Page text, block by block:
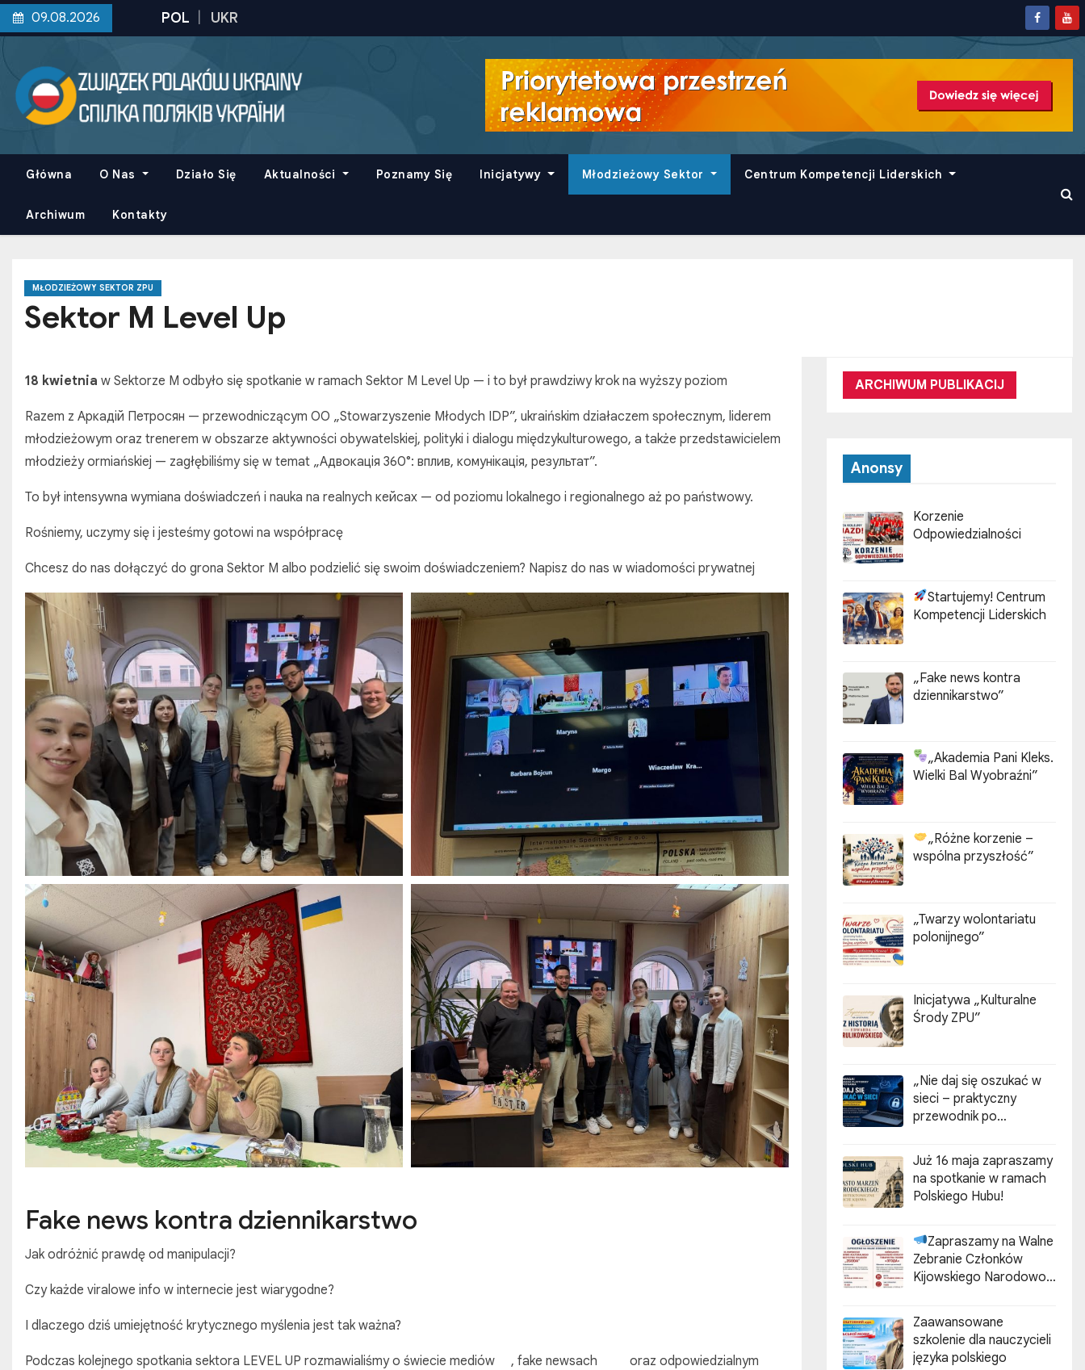
k
e
09.08.2026
Główna O Nas Działo Się Aktualności Poznamy Się Inicjatywy Młodzieżowy Sektor Centrum Kompetencji Liderskich
Archiwum Kontakty
MŁODZIEŻOWY SEKTOR ZPU
Sektor M Level Up
18 kwietnia w Sektorze M odbyło się spotkanie w ramach Sektor M Level Up — i to był prawdziwy krok na wyższy poziom
Razem z Аркадій Петросян — przewodniczącym OO „Stowarzyszenie Młodych IDP”, ukraińskim działaczem społecznym, liderem
młodzieżowym oraz trenerem w obszarze aktywności obywatelskiej, polityki i dialogu międzykulturowego, a także przedstawicielem
młodzieży ormiańskiej — zagłębiliśmy się w temat „Адвокація 360°: вплив, комунікація, результат”.
To był intensywna wymiana doświadczeń i nauka na realnych кейсах — od poziomu lokalnego i regionalnego aż po państwowy.
Rośniemy, uczymy się i jesteśmy gotowi na współpracę
Chcesz do nas dołączyć do grona Sektor M albo podzielić się swoim doświadczeniem? Napisz do nas w wiadomości prywatnej
Fake news kontra dziennikarstwo
Jak odróżnić prawdę od manipulacji?
Czy każde viralowe info w internecie jest wiarygodne?
I dlaczego dziś umiejętność krytycznego myślenia jest tak ważna?
Podczas kolejnego spotkania sektora LEVEL UP rozmawialiśmy o świecie mediów , fake newsach
oraz odpowiedzialnym
ARCHIWUM PUBLIKACIJ
Anonsy
Korzenie
Odpowiedzialności
Startujemy! Centrum
Kompetencji Liderskich
„Fake news kontra
dziennikarstwo”
„Akademia Pani Kleks.
Wielki Bal Wyobraźni”
„Różne korzenie –
wspólna przyszłość”
„Twarzy wolontariatu
polonijnego”
Inicjatywa „Kulturalne
Środy ZPU”
„Nie daj się oszukać w
sieci – praktyczny
przewodnik po
Już 16 maja zapraszamy
na spotkanie w ramach
Polskiego Hubu!
Zapraszamy na Walne
Zebranie Członków
Kijowskiego Narodowo-
Stowarzyszenia Polaków
„ZGODA”
Zaawansowane
szkolenie dla nauczycieli
języka polskiego